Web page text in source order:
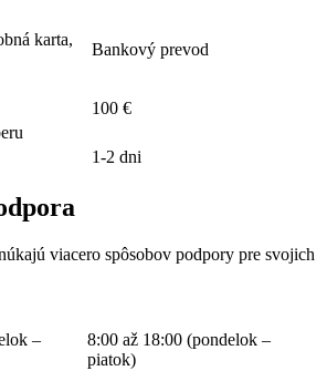
karta,
Bankový prevod
100 €
1-2 dni
viacero spôsobov podpory pre svojich
–
8:00 až 18:00 (pondelok –
piatok)